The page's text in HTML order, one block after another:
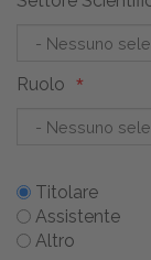
Ruolo
Titolare
Assistente
Altro